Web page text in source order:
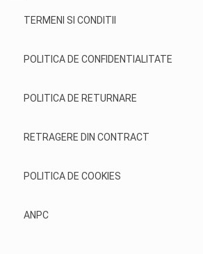
TERMENI SI CONDITII
POLITICA DE CONFIDENTIALITATE
POLITICA DE RETURNARE
RETRAGERE DIN CONTRACT
POLITICA DE COOKIES
ANPC